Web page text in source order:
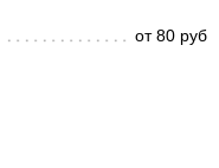
от 80 руб